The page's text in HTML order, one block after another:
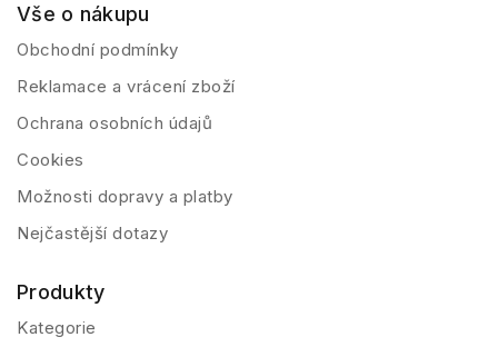
Vše o nákupu
Obchodní podmínky
Reklamace a vrácení zboží
Ochrana osobních údajů
Cookies
Možnosti dopravy a platby
Nejčastější dotazy
Produkty
Kategorie